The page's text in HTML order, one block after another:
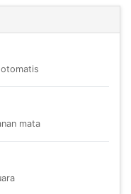
mata